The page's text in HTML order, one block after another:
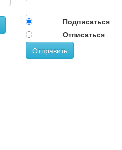
Подписаться
Отписаться
Отправить